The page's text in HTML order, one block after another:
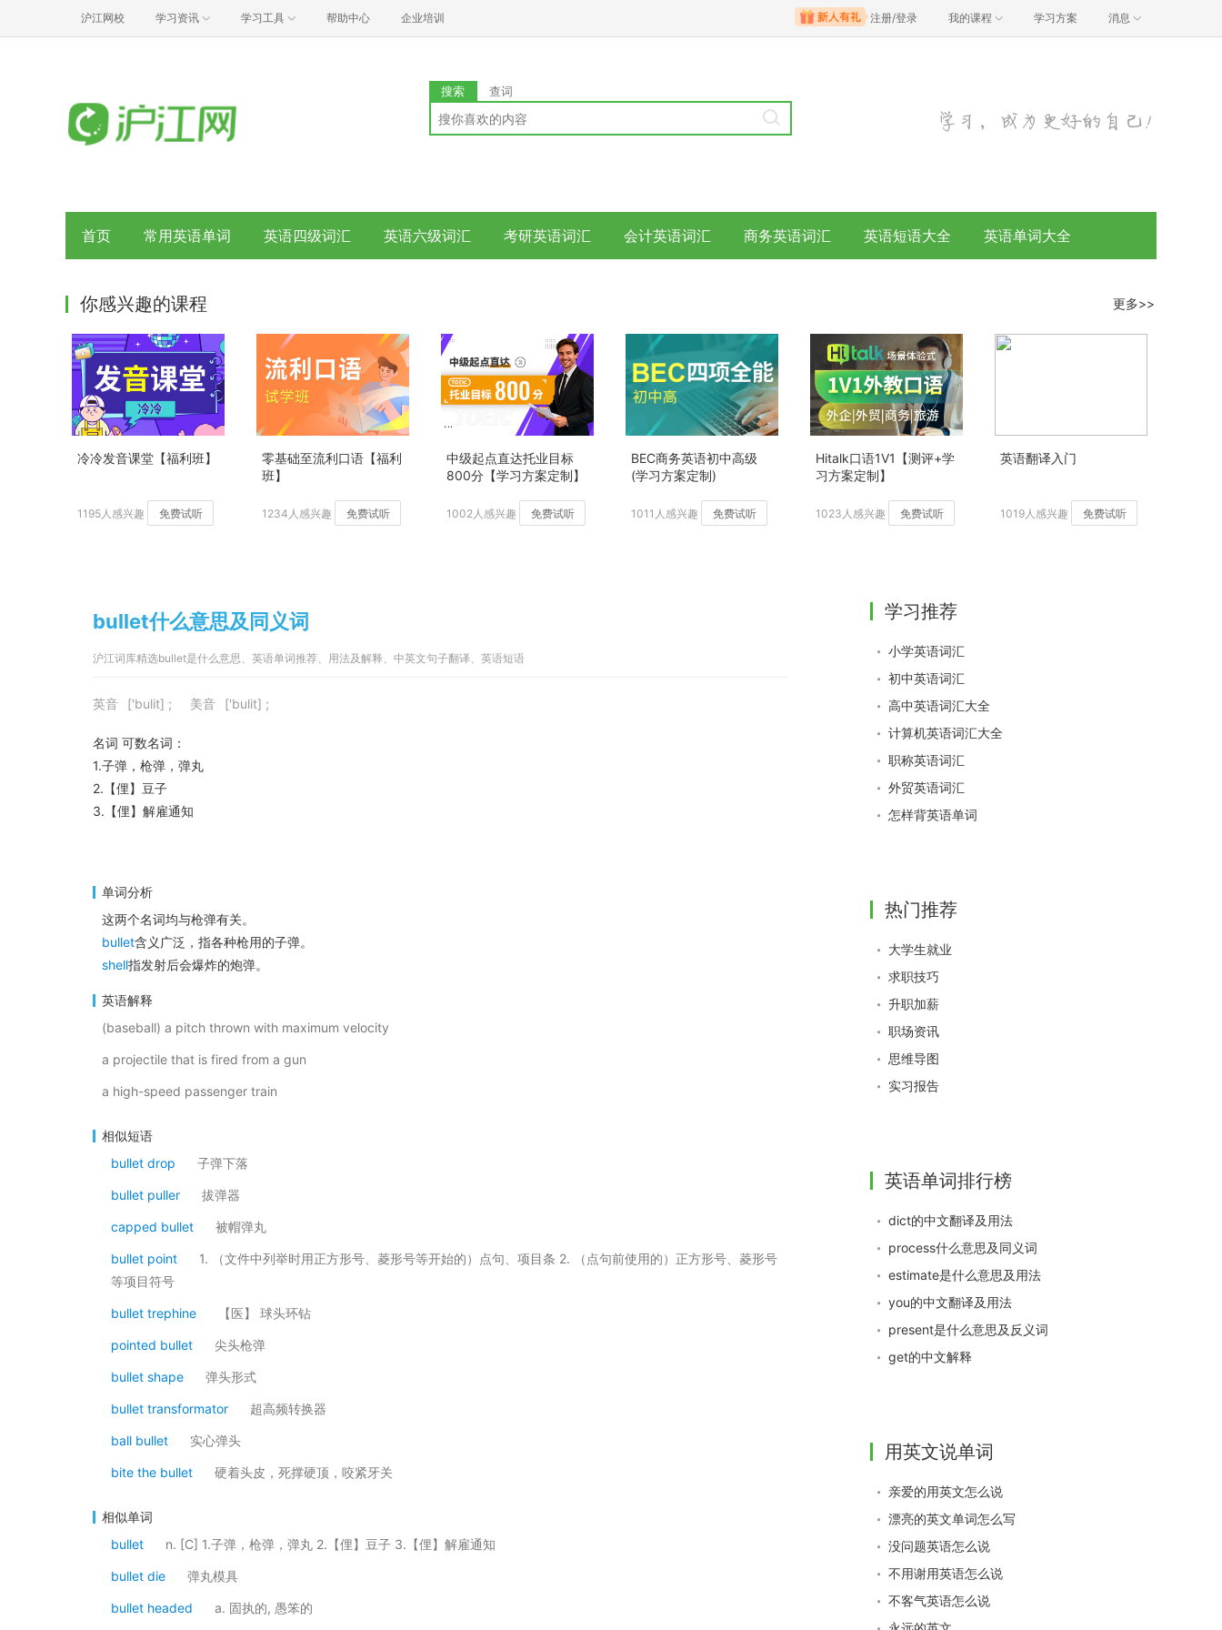
沪江网校 学习资讯 学习工具 帮助中心 企业培训 注册/登录 我的课程 学习方案 消息
搜索 查词
首页 常用英语单词 英语四级词汇 英语六级词汇 考研英语词汇 会计英语词汇 商务英语词汇 英语短语大全 英语单词大全
你感兴趣的课程 更多>>
冷冷发音课堂【福利班】
1195人感兴趣 免费试听
零基础至流利口语【福利
班】
1234人感兴趣 免费试听
中级起点直达托业目标
800分【学习方案定制】
1002人感兴趣 免费试听
BEC商务英语初中高级
(学习方案定制)
1011人感兴趣 免费试听
Hitalk口语1V1【测评+学
习方案定制】
1023人感兴趣 免费试听
英语翻译入门
1019人感兴趣 免费试听
bullet什么意思及同义词
沪江词库精选bullet是什么意思、英语单词推荐、用法及解释、中英文句子翻译、英语短语
英音 ['bulit] ; 美音 ['bulit] ;
名词 可数名词：
1.子弹，枪弹，弹丸
2.【俚】豆子
3.【俚】解雇通知
单词分析
这两个名词均与枪弹有关。
bullet含义广泛，指各种枪用的子弹。
shell指发射后会爆炸的炮弹。
英语解释
(baseball) a pitch thrown with maximum velocity
a projectile that is fired from a gun
a high-speed passenger train
相似短语
bullet drop
子弹下落
bullet puller 拔弹器
capped bullet 被帽弹丸
bullet point
1. （文件中列举时用正方形号、菱形号等开始的）点句、项目条 2. （点句前使用的）正方形号、菱形号
等项目符号
bullet trephine 【医】 球头环钻
pointed bullet 尖头枪弹
bullet shape 弹头形式
bullet transformator 超高频转换器
ball bullet 实心弹头
bite the bullet 硬着头皮，死撑硬顶，咬紧牙关
相似单词
bullet
n. [C] 1.子弹，枪弹，弹丸 2.【俚】豆子 3.【俚】解雇通知
bullet die 弹丸模具
bullet headed a. 固执的, 愚笨的
学习推荐
小学英语词汇
初中英语词汇
高中英语词汇大全
计算机英语词汇大全
职称英语词汇
外贸英语词汇
怎样背英语单词
热门推荐
大学生就业
求职技巧
升职加薪
职场资讯
思维导图
实习报告
英语单词排行榜
dict的中文翻译及用法
process什么意思及同义词
estimate是什么意思及用法
you的中文翻译及用法
present是什么意思及反义词
get的中文解释
用英文说单词
亲爱的用英文怎么说
漂亮的英文单词怎么写
没问题英语怎么说
不用谢用英语怎么说
不客气英语怎么说